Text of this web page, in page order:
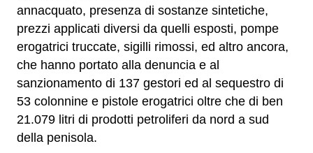
annacquato, presenza di sostanze sintetiche,
prezzi applicati diversi da quelli esposti, pompe
erogatrici truccate, sigilli rimossi, ed altro ancora,
che hanno portato alla denuncia e al
sanzionamento di 137 gestori ed al sequestro di
53 colonnine e pistole erogatrici oltre che di ben
21.079 litri di prodotti petroliferi da nord a sud
della penisola.